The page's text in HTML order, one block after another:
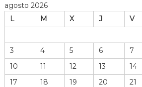
h
o
h
agosto 2026
L
M X J V
3
4 5 6 7
10
11 12 13 14
17
18 19 20 21